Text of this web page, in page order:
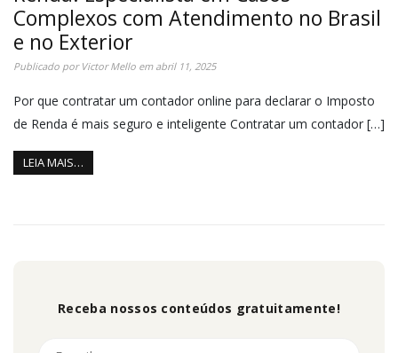
Complexos com Atendimento no Brasil
e no Exterior
Publicado por Victor Mello em abril 11, 2025
Por que contratar um contador online para declarar o Imposto
de Renda é mais seguro e inteligente Contratar um contador […]
LEIA MAIS…
Receba nossos conteúdos gratuitamente!